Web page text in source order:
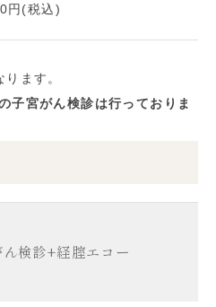
円(税込)
ます。
子宮がん検診は行っておりま
検診+経腟エコー